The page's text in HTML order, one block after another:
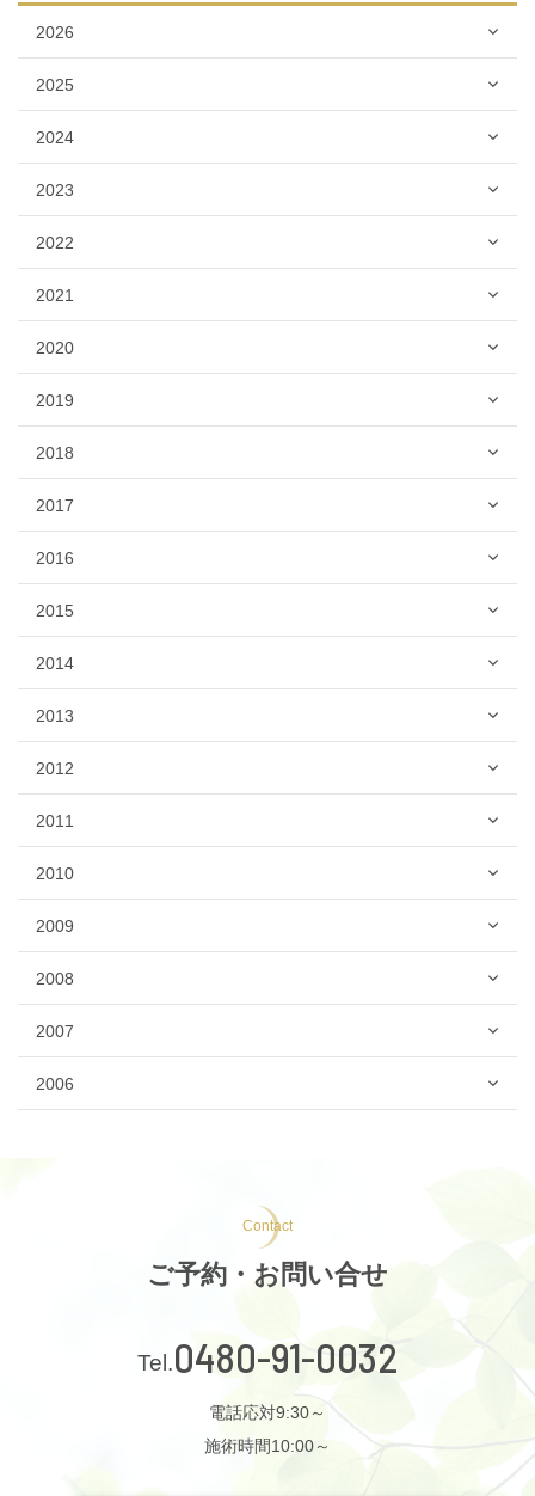
2026
2025
2024
2023
2022
2021
2020
2019
2018
2017
2016
2015
2014
2013
2012
2011
2010
2009
2008
2007
2006
Contact
ご予約・お問い合せ
0480-91-0032
電話応対9:30～
施術時間10:00～